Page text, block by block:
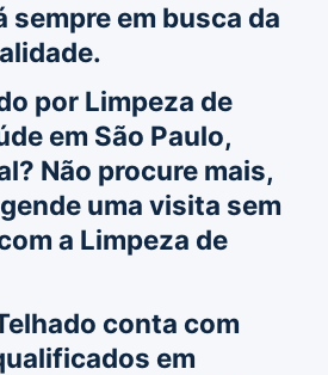
sempre em busca da
por Limpeza de
em São Paulo,
Não procure mais,
uma visita sem
a Limpeza de
conta com
em